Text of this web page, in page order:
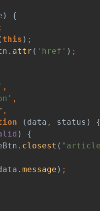
{
this ) ;
attr ( 'href' ) ;
,
,
,
(data , status)
) {
closest (
message ) ;